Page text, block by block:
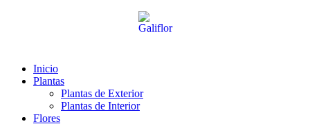
Inicio
Plantas
Plantas de Exterior
Plantas de Interior
Flores